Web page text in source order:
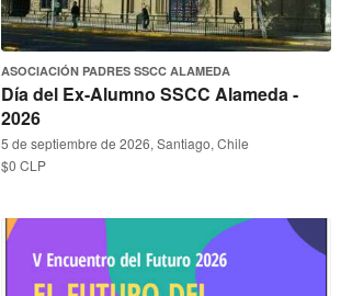
ASOCIACIÓN PADRES SSCC ALAMEDA
Día del Ex-Alumno SSCC Alameda -
2026
5 de septiembre de 2026, Santiago, Chile
$0 CLP